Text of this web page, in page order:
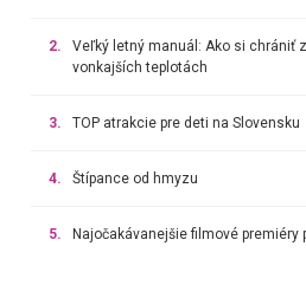
2.
Veľký letný manuál: Ako si chrániť
vonkajších teplotách
3. TOP atrakcie pre deti na Slovensku
4. Štípance od hmyzu
5. Najočakávanejšie filmové premiéry